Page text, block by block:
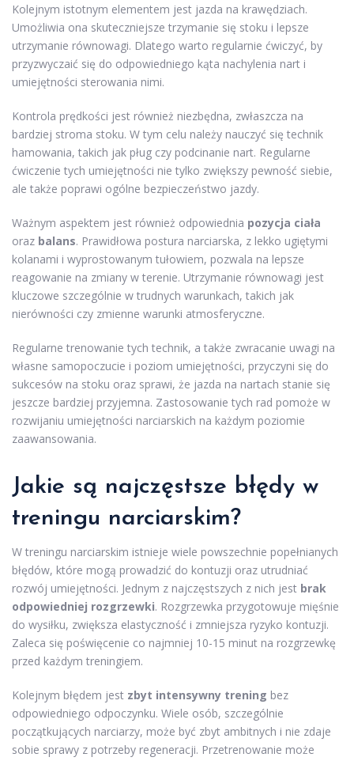
Kolejnym istotnym elementem jest jazda na krawędziach.
Umożliwia ona skuteczniejsze trzymanie się stoku i lepsze
utrzymanie równowagi. Dlatego warto regularnie ćwiczyć, by
przyzwyczaić się do odpowiedniego kąta nachylenia nart i
umiejętności sterowania nimi.
Kontrola prędkości jest również niezbędna, zwłaszcza na
bardziej stroma stoku. W tym celu należy nauczyć się technik
hamowania, takich jak pług czy podcinanie nart. Regularne
ćwiczenie tych umiejętności nie tylko zwiększy pewność siebie,
ale także poprawi ogólne bezpieczeństwo jazdy.
Ważnym aspektem jest również odpowiednia pozycja ciała
oraz balans. Prawidłowa postura narciarska, z lekko ugiętymi
kolanami i wyprostowanym tułowiem, pozwala na lepsze
reagowanie na zmiany w terenie. Utrzymanie równowagi jest
kluczowe szczególnie w trudnych warunkach, takich jak
nierówności czy zmienne warunki atmosferyczne.
Regularne trenowanie tych technik, a także zwracanie uwagi na
własne samopoczucie i poziom umiejętności, przyczyni się do
sukcesów na stoku oraz sprawi, że jazda na nartach stanie się
jeszcze bardziej przyjemna. Zastosowanie tych rad pomoże w
rozwijaniu umiejętności narciarskich na każdym poziomie
zaawansowania.
Jakie są najczęstsze błędy w
treningu narciarskim?
W treningu narciarskim istnieje wiele powszechnie popełnianych
błędów, które mogą prowadzić do kontuzji oraz utrudniać
rozwój umiejętności. Jednym z najczęstszych z nich jest brak
odpowiedniej rozgrzewki. Rozgrzewka przygotowuje mięśnie
do wysiłku, zwiększa elastyczność i zmniejsza ryzyko kontuzji.
Zaleca się poświęcenie co najmniej 10-15 minut na rozgrzewkę
przed każdym treningiem.
Kolejnym błędem jest zbyt intensywny trening bez
odpowiedniego odpoczynku. Wiele osób, szczególnie
początkujących narciarzy, może być zbyt ambitnych i nie zdaje
sobie sprawy z potrzeby regeneracji. Przetrenowanie może